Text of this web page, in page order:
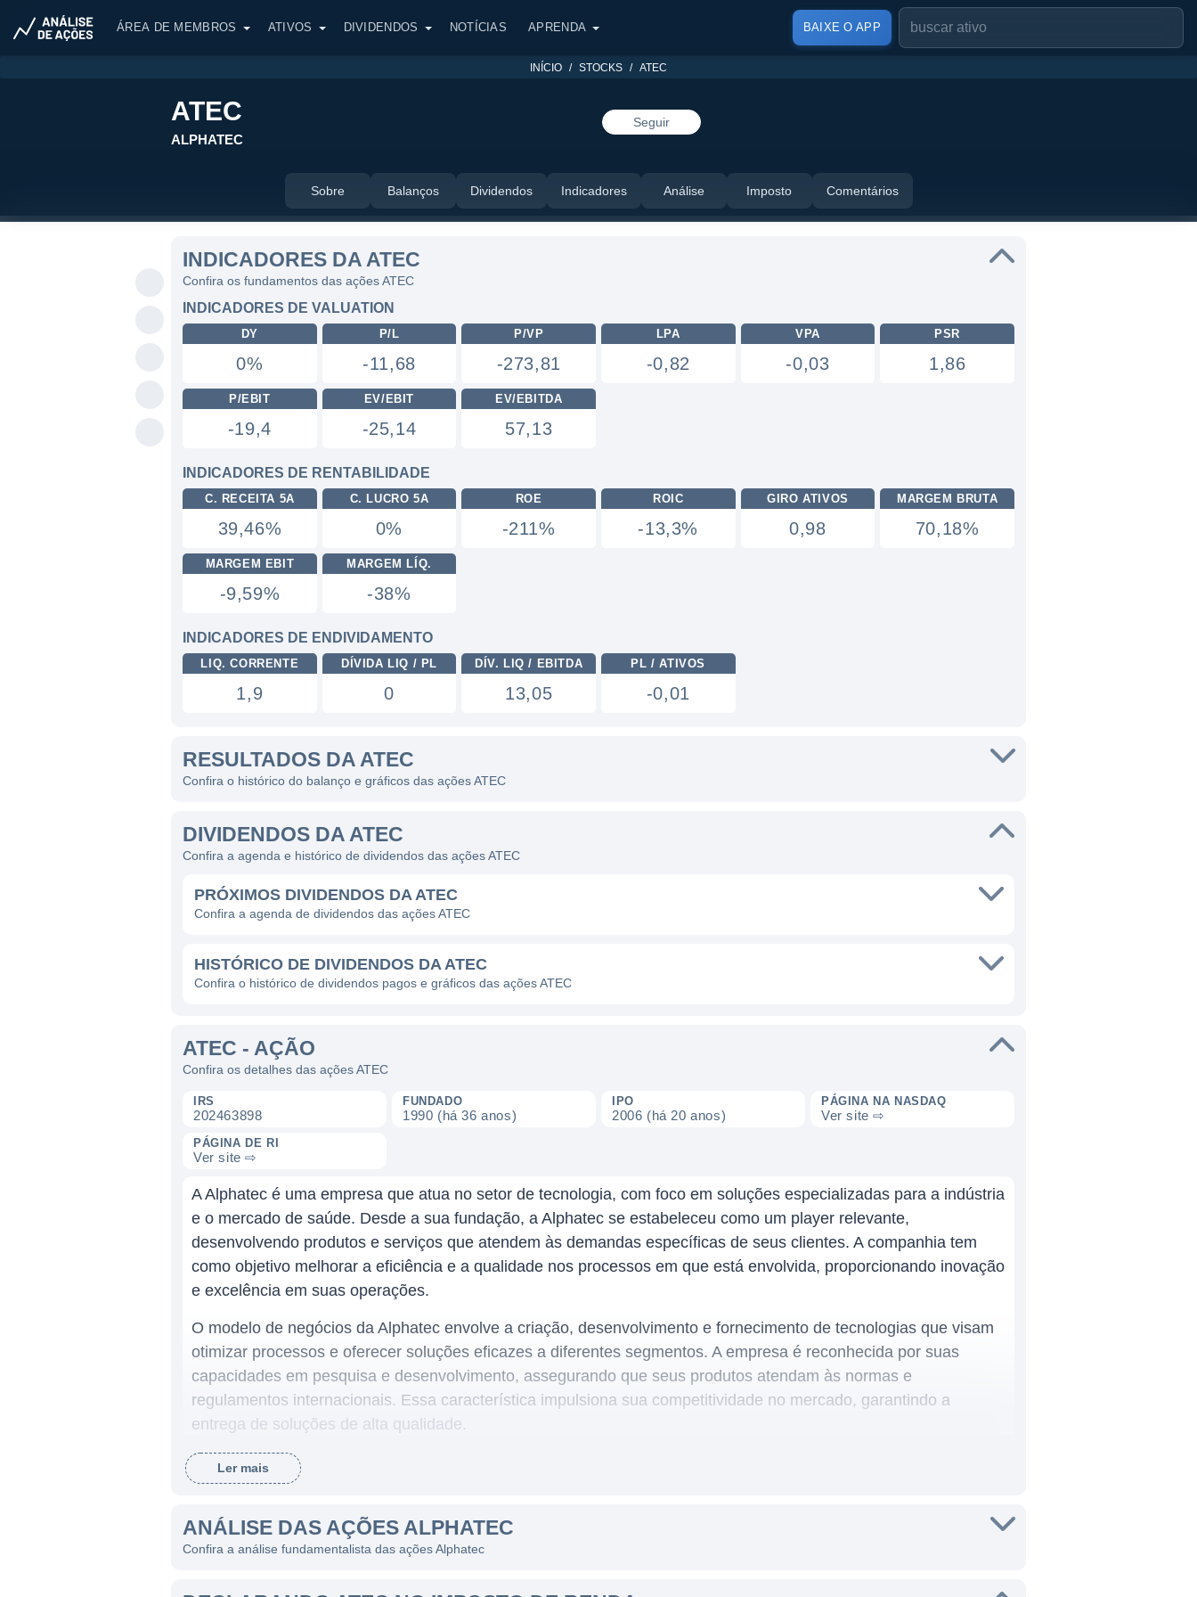
ÁREA DE MEMBROS ATIVOS DIVIDENDOS NOTÍCIAS APRENDA BAIXE O APP
INÍCIO STOCKS ATEC
ATEC
ALPHATEC
Seguir
Sobre Balanços Dividendos Indicadores Análise Imposto Comentários
INDICADORES DA ATEC
Confira os fundamentos das ações ATEC
INDICADORES DE VALUATION
DY
0%
P/L
-11,68
P/VP
-273,81
LPA
-0,82
VPA
-0,03
PSR
1,86
P/EBIT
-19,4
EV/EBIT
-25,14
EV/EBITDA
57,13
INDICADORES DE RENTABILIDADE
C. RECEITA 5A
39,46%
C. LUCRO 5A
0%
ROE
-211%
ROIC
-13,3%
GIRO ATIVOS
0,98
MARGEM BRUTA
70,18%
MARGEM EBIT
-9,59%
MARGEM LÍQ.
-38%
INDICADORES DE ENDIVIDAMENTO
LIQ. CORRENTE
1,9
DÍVIDA LIQ / PL
0
DÍV. LIQ / EBITDA
13,05
PL / ATIVOS
-0,01
RESULTADOS DA ATEC
Confira o histórico do balanço e gráficos das ações ATEC
DIVIDENDOS DA ATEC
Confira a agenda e histórico de dividendos das ações ATEC
PRÓXIMOS DIVIDENDOS DA ATEC
Confira a agenda de dividendos das ações ATEC
HISTÓRICO DE DIVIDENDOS DA ATEC
Confira o histórico de dividendos pagos e gráficos das ações ATEC
ATEC - AÇÃO
Confira os detalhes das ações ATEC
IRS
202463898
FUNDADO
1990 (há 36 anos)
IPO
2006 (há 20 anos)
PÁGINA NA NASDAQ
Ver site ⇨
PÁGINA DE RI
Ver site ⇨
A Alphatec é uma empresa que atua no setor de tecnologia, com foco em soluções especializadas para a indústria
e o mercado de saúde. Desde a sua fundação, a Alphatec se estabeleceu como um player relevante,
desenvolvendo produtos e serviços que atendem às demandas específicas de seus clientes. A companhia tem
como objetivo melhorar a eficiência e a qualidade nos processos em que está envolvida, proporcionando inovação
e excelência em suas operações.
O modelo de negócios da Alphatec envolve a criação, desenvolvimento e fornecimento de tecnologias que visam
otimizar processos e oferecer soluções eficazes a diferentes segmentos. A empresa é reconhecida por suas
capacidades em pesquisa e desenvolvimento, assegurando que seus produtos atendam às normas e
regulamentos internacionais. Essa característica impulsiona sua competitividade no mercado, garantindo a
entrega de soluções de alta qualidade.
ATUAÇÃO DA ALPHATEC
A Alphatec atua em diversos setores da economia, sendo destacada principalmente nas áreas de saúde e
indústria, onde oferece projetos e produtos inovadores. A empresa está presente em vários países, possibilitando
uma prestação de serviços diversificada e uma atuação internacional, o que amplia suas oportunidades de
Ler mais
ANÁLISE DAS AÇÕES ALPHATEC
Confira a análise fundamentalista das ações Alphatec